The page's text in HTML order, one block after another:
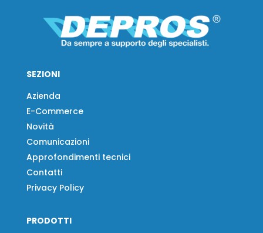
SEZIONI
Azienda
E-Commerce
Novità
Comunicazioni
Approfondimenti tecnici
Contatti
Privacy Policy
PRODOTTI